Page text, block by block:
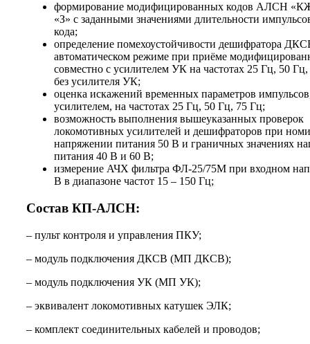
формирование модифицированных кодов АЛСН
«З» с заданными значениями длительности
кода;
определение помехоустойчивости дешифратора
автоматическом режиме при приёме
совместно с усилителем УК на частотах 25 Гц, 50
без усилителя УК;
оценка искажений временных параметров
усилителем, на частотах 25 Гц, 50 Гц, 75 Гц;
возможность выполнения вышеуказанных проверок
локомотивных усилителей и дешифраторов при
напряжении питания 50 В и граничных значениях
питания 40 В и 60 В;
измерение АЧХ фильтра ФЛ-25/75М при входном
В в диапазоне частот 15 – 150 Гц;
Состав КП-АЛСН:
– пульт контроля и управления ПКУ;
– модуль подключения ДКСВ (МП ДКСВ);
– модуль подключения УК (МП УК);
– эквивалент локомотивных катушек ЭЛК;
– комплект соединительных кабелей и проводов;